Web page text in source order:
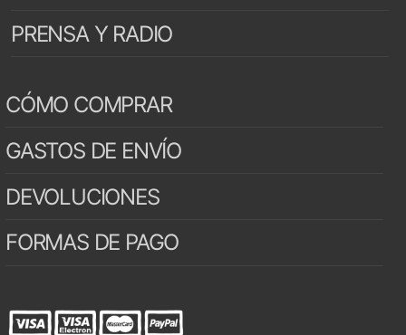
PRENSA Y RADIO
CÓMO COMPRAR
GASTOS DE ENVÍO
DEVOLUCIONES
FORMAS DE PAGO